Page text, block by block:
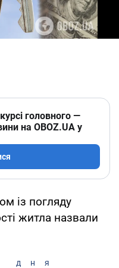
головного —
на OBOZ.UA у
із погляду
житла назвали
дня